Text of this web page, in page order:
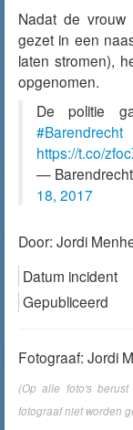
Nadat de
gezet in een
laten stromen),
opgenomen.
De politie
#Barendrecht
https://t.co/
—
18, 2017
Door: Jordi
Datum incident
Gepubliceerd
Fotograaf: Jordi
(Op alle foto's
fotograaf niet worden